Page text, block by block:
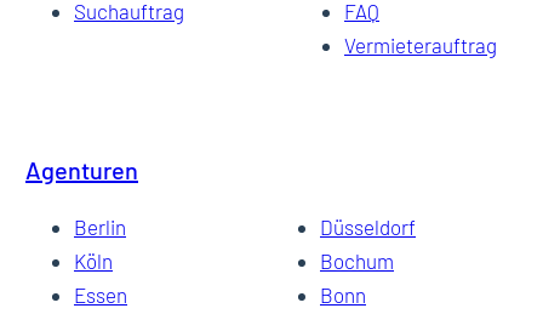
Suchauftrag
FAQ
Vermieterauftrag
Agenturen
Berlin
Düsseldorf
Köln
Bochum
Essen
Bonn